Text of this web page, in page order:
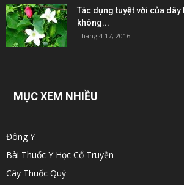
Tác dụng tuyệt vời của dây
không...
Tháng 4 17, 2016
MỤC XEM NHIỀU
Đông Y
Bài Thuốc Y Học Cổ Truyền
Cây Thuốc Quý